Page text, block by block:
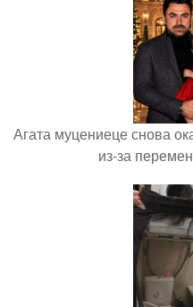
Агата муцениеце снова
из-за